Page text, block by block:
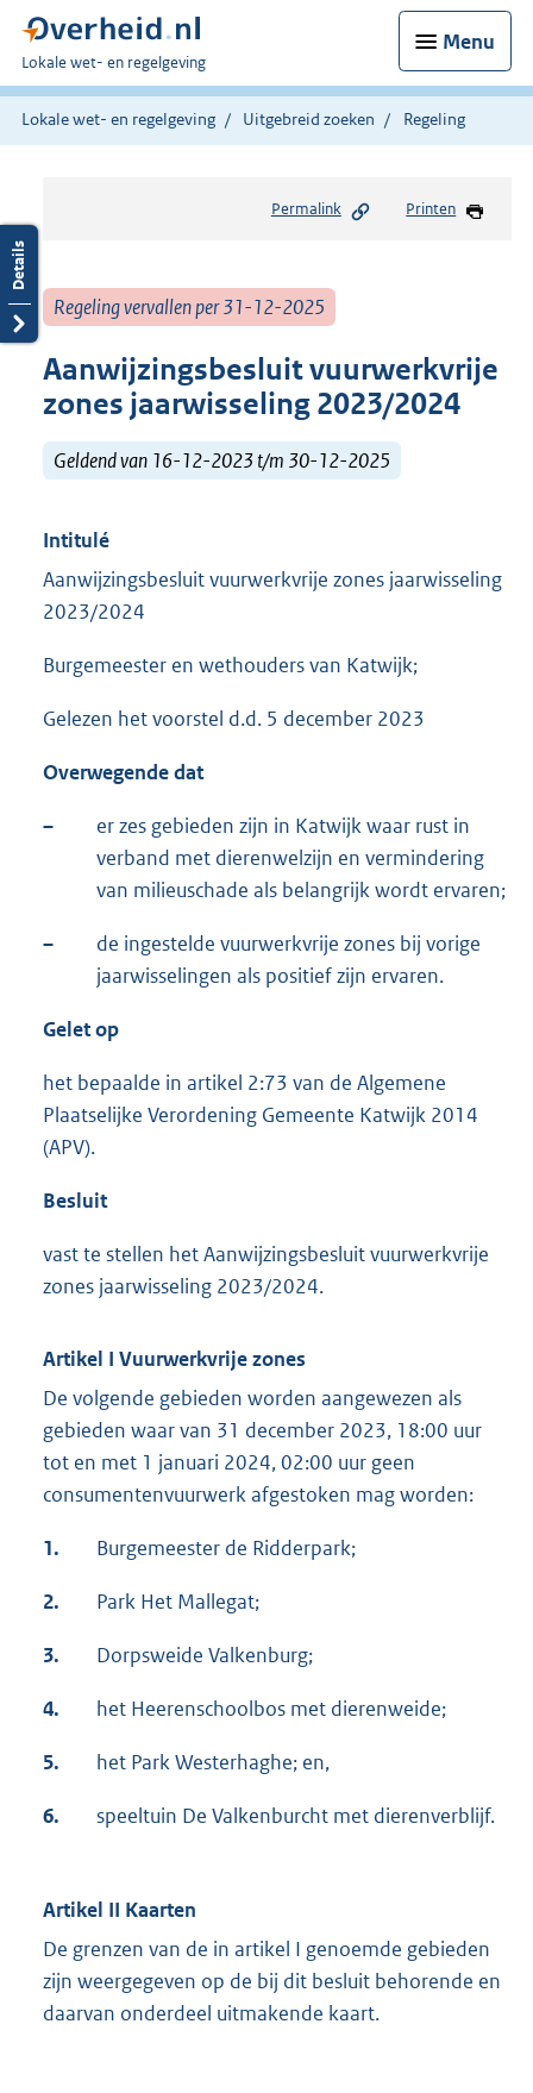
Menu
U
bent
hier:
Lokale wet- en regelgeving
Lokale wet- en regelgeving Uitgebreid zoeken Regeling
Permalink Printen
Regeling vervallen per 31-12-2025
Aanwijzingsbesluit vuurwerkvrije
zones jaarwisseling 2023/2024
Geldend van 16-12-2023 t/m 30-12-2025
Intitulé
Aanwijzingsbesluit vuurwerkvrije zones jaarwisseling
2023/2024
Burgemeester en wethouders van Katwijk;
Gelezen het voorstel d.d. 5 december 2023
Overwegende dat
–
er zes gebieden zijn in Katwijk waar rust in
verband met dierenwelzijn en vermindering
van milieuschade als belangrijk wordt ervaren;
–
de ingestelde vuurwerkvrije zones bij vorige
jaarwisselingen als positief zijn ervaren.
Gelet op
het bepaalde in artikel 2:73 van de Algemene
Plaatselijke Verordening Gemeente Katwijk 2014
(APV).
Besluit
vast te stellen het Aanwijzingsbesluit vuurwerkvrije
zones jaarwisseling 2023/2024.
Artikel I Vuurwerkvrije zones
De volgende gebieden worden aangewezen als
gebieden waar van 31 december 2023, 18:00 uur
tot en met 1 januari 2024, 02:00 uur geen
consumentenvuurwerk afgestoken mag worden:
1. Burgemeester de Ridderpark;
2. Park Het Mallegat;
3. Dorpsweide Valkenburg;
4. het Heerenschoolbos met dierenweide;
5. het Park Westerhaghe; en,
6. speeltuin De Valkenburcht met dierenverblijf.
Artikel II Kaarten
De grenzen van de in artikel I genoemde gebieden
zijn weergegeven op de bij dit besluit behorende en
daarvan onderdeel uitmakende kaart.